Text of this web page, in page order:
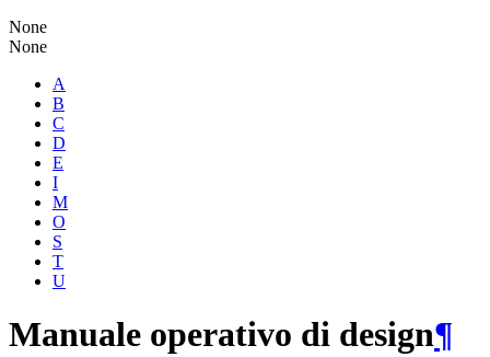
None
None
A
B
C
D
E
I
M
O
S
T
U
Manuale operativo di design¶